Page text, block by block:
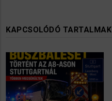
KAPCSOLÓDÓ TARTALMAK